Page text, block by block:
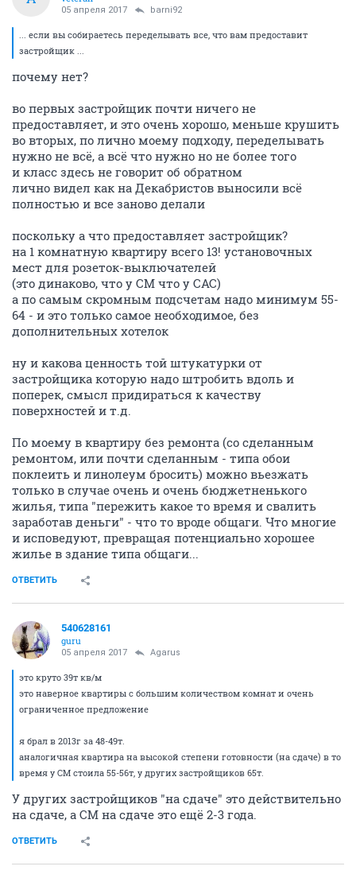
05 апреля 2017 barni92
... если вы собираетесь переделывать все, что вам предоставит
застройщик ...
почему нет?
во первых застройщик почти ничего не
предоставляет, и это очень хорошо, меньше крушить
во вторых, по лично моему подходу, переделывать
нужно не всё, а всё что нужно но не более того
и класс здесь не говорит об обратном
лично видел как на Декабристов выносили всё
полностью и все заново делали
поскольку а что предоставляет застройщик?
на 1 комнатную квартиру всего 13! установочных
мест для розеток-выключателей
(это динаково, что у СМ что у САС)
а по самым скромным подсчетам надо минимум 55-
64 - и это только самое необходимое, без
дополнительных хотелок
ну и какова ценность той штукатурки от
застройщика которую надо штробить вдоль и
поперек, смысл придираться к качеству
поверхностей и т.д.
По моему в квартиру без ремонта (со сделанным
ремонтом, или почти сделанным - типа обои
поклеить и линолеум бросить) можно вьезжать
только в случае очень и очень бюджетненького
жилья, типа "пережить какое то время и свалить
заработав деньги" - что то вроде общаги. Что многие
и исповедуют, превращая потенциально хорошее
жилье в здание типа общаги...
ОТВЕТИТЬ
540628161
guru
05 апреля 2017 Agarus
это круто 39т кв/м
это наверное квартиры с большим количеством комнат и очень
ограниченное предложение
я брал в 2013г за 48-49т.
аналогичная квартира на высокой степени готовности (на сдаче) в то
время у СМ стоила 55-56т, у других застройщиков 65т.
У других застройщиков "на сдаче" это действительно
на сдаче, а СМ на сдаче это ещё 2-3 года.
ОТВЕТИТЬ